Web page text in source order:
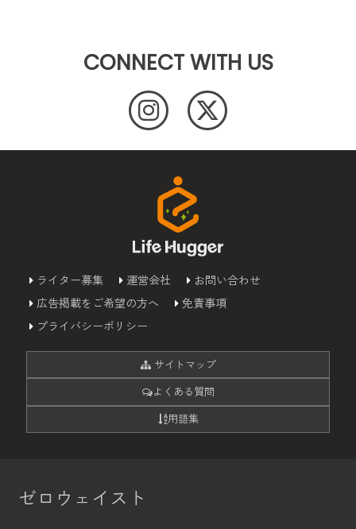
CONNECT WITH US
ライター募集 運営会社
お問い合わせ
広告掲載をご希望の方へ
免責事項
プライバシーポリシー
サイトマップ
よくある質問
用語集
ゼロウェイスト